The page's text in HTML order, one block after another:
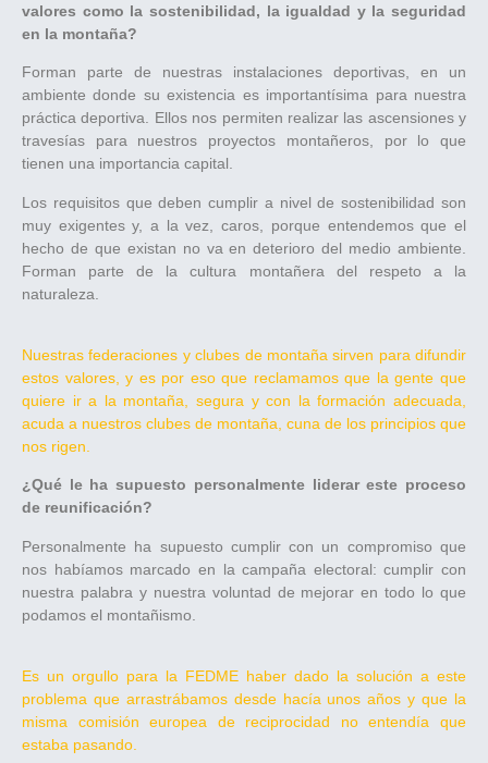
valores como la sostenibilidad, la igualdad y la seguridad
en la montaña?
Forman parte de nuestras instalaciones deportivas, en un
ambiente donde su existencia es importantísima para nuestra
práctica deportiva. Ellos nos permiten realizar las ascensiones y
travesías para nuestros proyectos montañeros, por lo que
tienen una importancia capital.
Los requisitos que deben cumplir a nivel de sostenibilidad son
muy exigentes y, a la vez, caros, porque entendemos que el
hecho de que existan no va en deterioro del medio ambiente.
Forman parte de la cultura montañera del respeto a la
naturaleza.
Nuestras federaciones y clubes de montaña sirven para difundir
estos valores, y es por eso que reclamamos que la gente que
quiere ir a la montaña, segura y con la formación adecuada,
acuda a nuestros clubes de montaña, cuna de los principios que
nos rigen.
¿Qué le ha supuesto personalmente liderar este proceso
de reunificación?
Personalmente ha supuesto cumplir con un compromiso que
nos habíamos marcado en la campaña electoral: cumplir con
nuestra palabra y nuestra voluntad de mejorar en todo lo que
podamos el montañismo.
Es un orgullo para la FEDME haber dado la solución a este
problema que arrastrábamos desde hacía unos años y que la
misma comisión europea de reciprocidad no entendía que
estaba pasando.